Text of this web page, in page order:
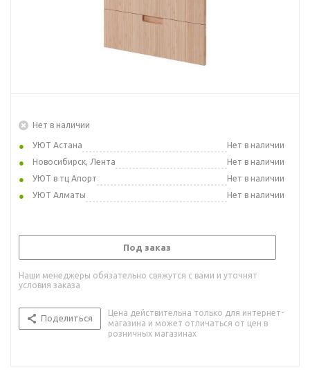
Нет в наличии
УЮТ Астана
Нет в наличии
Новосибирск, Лента
Нет в наличии
УЮТ в тц Апорт
Нет в наличии
УЮТ Алматы
Нет в наличии
Под заказ
Наши менеджеры обязательно свяжутся с вами и уточнят
условия заказа
Поделиться
Цена действительна только для интернет-
магазина и может отличаться от цен в
розничных магазинах